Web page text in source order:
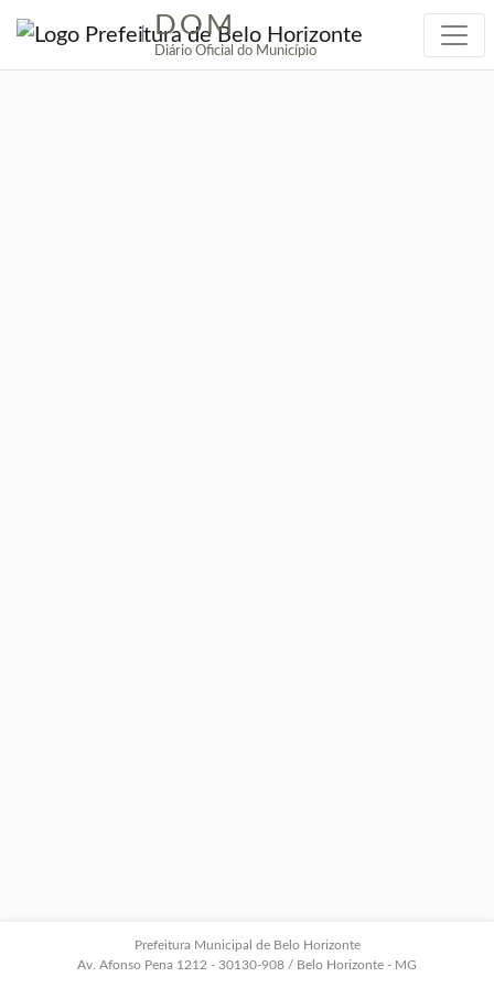
| DOM
Diário Oficial do Município
Prefeitura Municipal de Belo Horizonte
Av. Afonso Pena 1212 - 30130-908 / Belo Horizonte - MG